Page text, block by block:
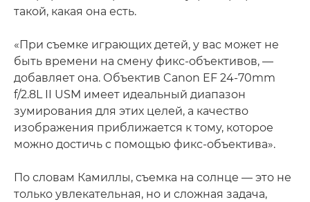
такой, какая она есть.
«При съемке играющих детей, у вас может не
быть времени на смену фикс-объективов, —
добавляет она. Объектив Canon EF 24-70mm
f/2.8L II USM имеет идеальный диапазон
зумирования для этих целей, а качество
изображения приближается к тому, которое
можно достичь с помощью фикс-объектива».
По словам Камиллы, съемка на солнце — это не
только увлекательная, но и сложная задача,